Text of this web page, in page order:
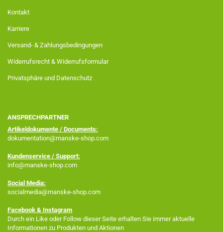
Kontakt
Karriere
Versand- & Zahlungsbedingungen
Widerrufsrecht & Widerrufsformular
Privatsphäre und Datenschutz
ANSPRECHPARTNER
Artikeldokumente / Documents:
dokumentation@manske-shop.com
Kundenservice / Support:
info@manske-shop.com
Social Media:
socialmedia@manske-shop.com
Facebook & Instagram
Durch ein Like oder Follow dieser Seite erhalten Sie immer aktuelle
Informationen zu Produkten und Aktionen